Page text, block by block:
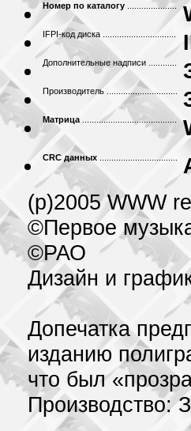
Номер по каталогу
IFPI-код диска
Дополнительные надписи
Производитель
Матрица
CRC данных
(p)2005 WWW
©Первое
©РАО
Дизайн и
Допечатка
изданию
что был
Производство: